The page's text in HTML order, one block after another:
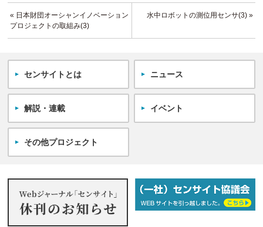
水中ロボットの測位用センサ(3) »
« 日本財団オーシャンイノベーション
プロジェクトの取組み(3)
センサイトとは ニュース
解説・連載 イベント
その他プロジェクト